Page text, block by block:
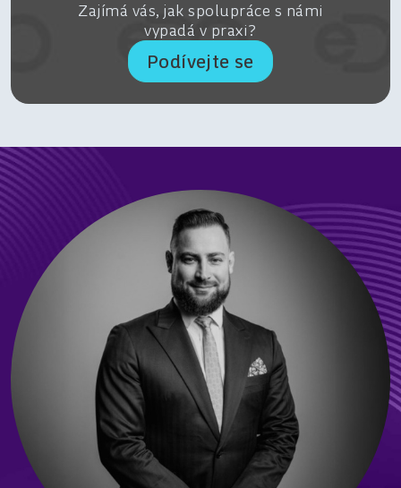
Zajímá vás, jak spolupráce s námi
vypadá v praxi?
Podívejte se